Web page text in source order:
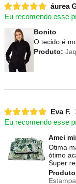
áurea
Eu recomendo esse
Bonito
O tecido é
Produto:
Eva F.
Eu recomendo esse
Amei
Otima
ótimo
Super